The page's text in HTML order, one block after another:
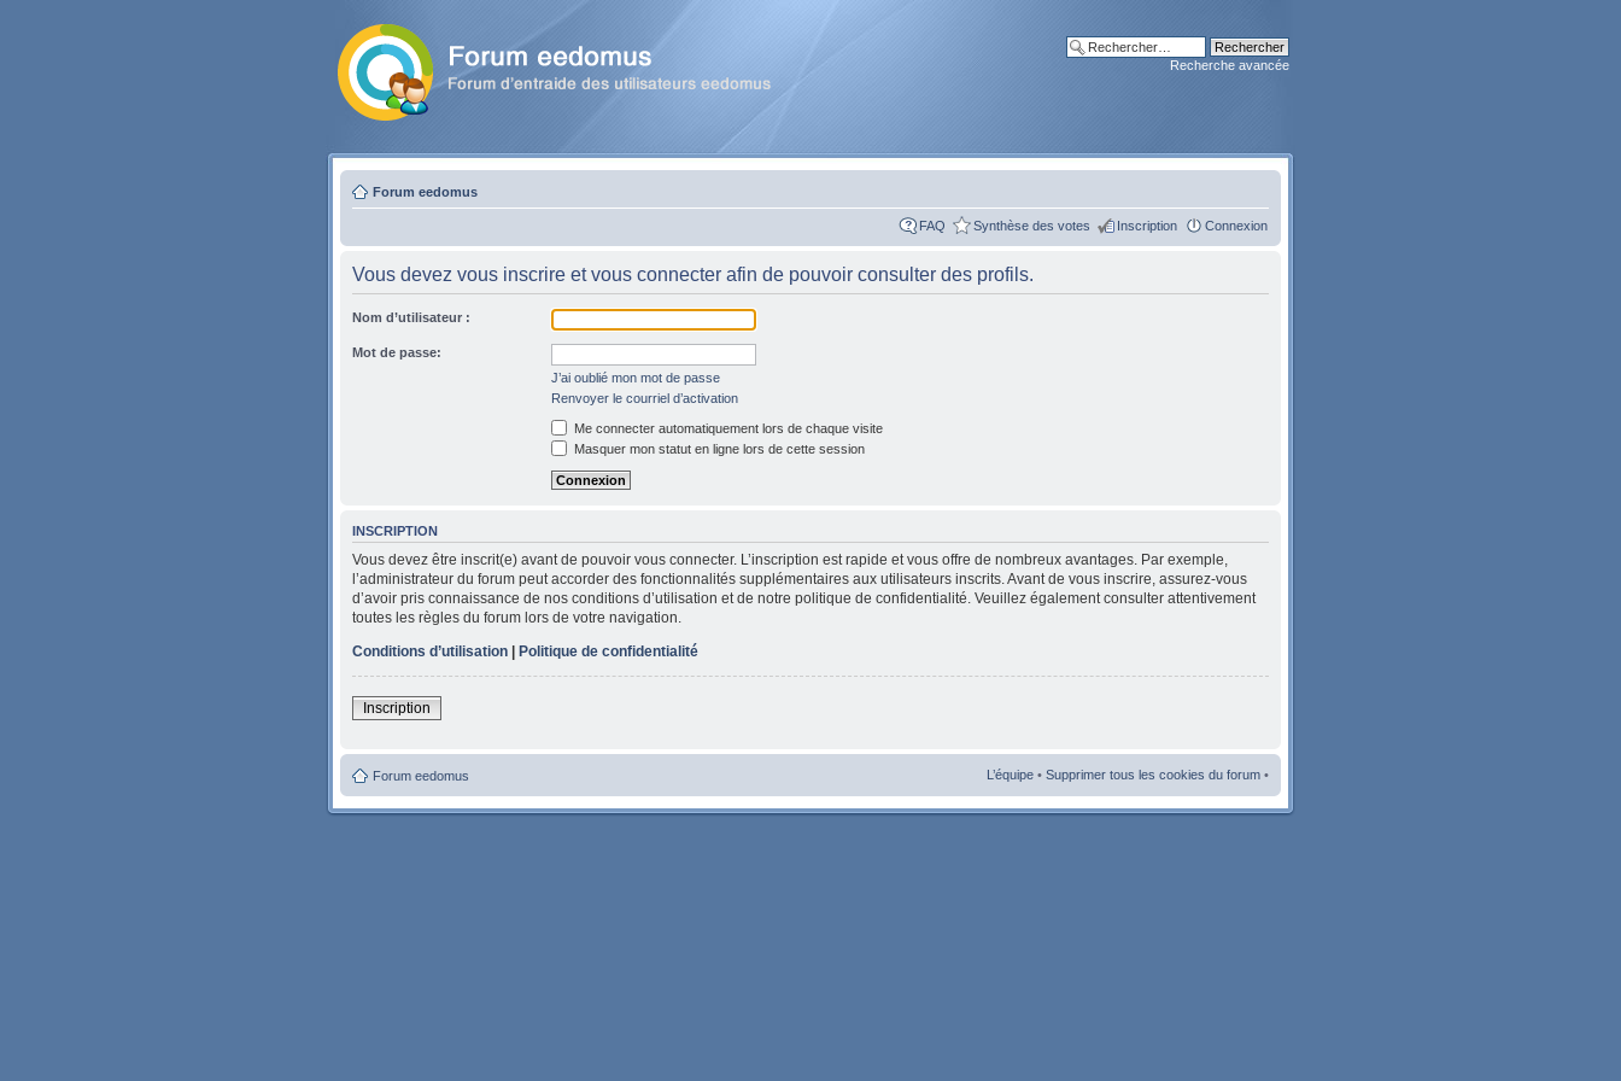
Recherche avancée
Forum eedomus
FAQ Synthèse des votes Inscription Connexion
Vous devez vous inscrire et vous connecter afin de pouvoir consulter des profils.
Nom d’utilisateur :
Mot de passe:
J’ai oublié mon mot de passe
Renvoyer le courriel d’activation
Me connecter automatiquement lors de chaque visite
Masquer mon statut en ligne lors de cette session
INSCRIPTION
Vous devez être inscrit(e) avant de pouvoir vous connecter. L’inscription est rapide et vous offre de nombreux avantages. Par exemple,
l’administrateur du forum peut accorder des fonctionnalités supplémentaires aux utilisateurs inscrits. Avant de vous inscrire, assurez-vous
d’avoir pris connaissance de nos conditions d’utilisation et de notre politique de confidentialité. Veuillez également consulter attentivement
toutes les règles du forum lors de votre navigation.
Conditions d’utilisation | Politique de confidentialité
Inscription
Forum eedomus L’équipe • Supprimer tous les cookies du forum •